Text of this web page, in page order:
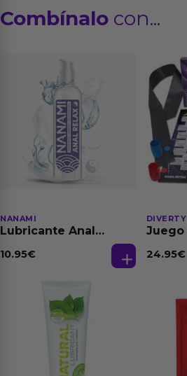
Combínalo con...
NANAMI
Lubricante Anal
Dilatación Base Agua
10.95€
Juego
24.95€